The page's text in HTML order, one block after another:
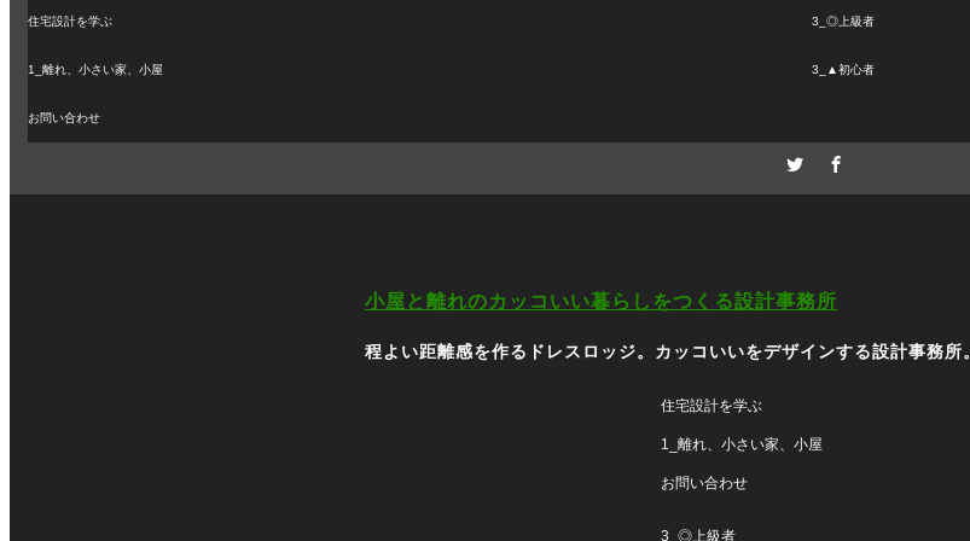
住宅設計を学ぶ
1_離れ、小さい家、小屋
お問い合わせ
3_◎上級者
3_▲初心者
小屋と離れのカッコいい暮らしをつくる設計事務所
程よい距離感を作るドレスロッジ。カッコいいをデザインする設計事務所。
住宅設計を学ぶ
1_離れ、小さい家、小屋
お問い合わせ
3_◎上級者